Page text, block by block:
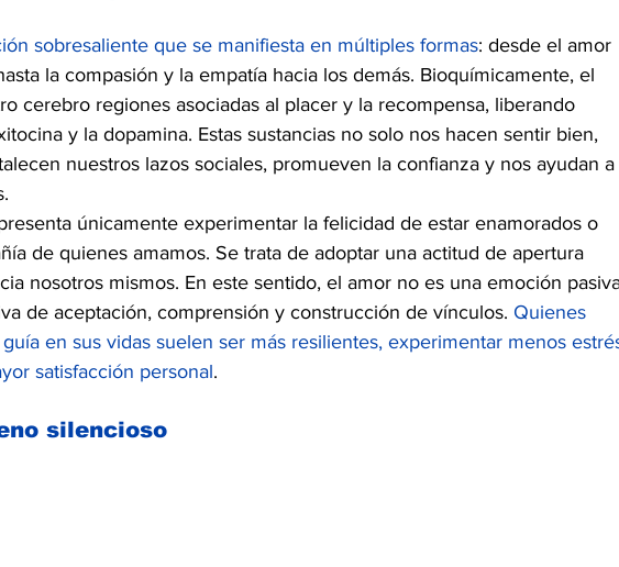
sobresaliente que se manifiesta en múltiples formas: desde el amor
la compasión y la empatía hacia los demás. Bioquímicamente, el
cerebro regiones asociadas al placer y la recompensa, liberando
y la dopamina. Estas sustancias no solo nos hacen sentir bien,
nuestros lazos sociales, promueven la confianza y nos ayudan a
únicamente experimentar la felicidad de estar enamorados o
de quienes amamos. Se trata de adoptar una actitud de apertura
nosotros mismos. En este sentido, el amor no es una emoción
de aceptación, comprensión y construcción de vínculos. Quienes
en sus vidas suelen ser más resilientes, experimentar menos
satisfacción personal.
silencioso